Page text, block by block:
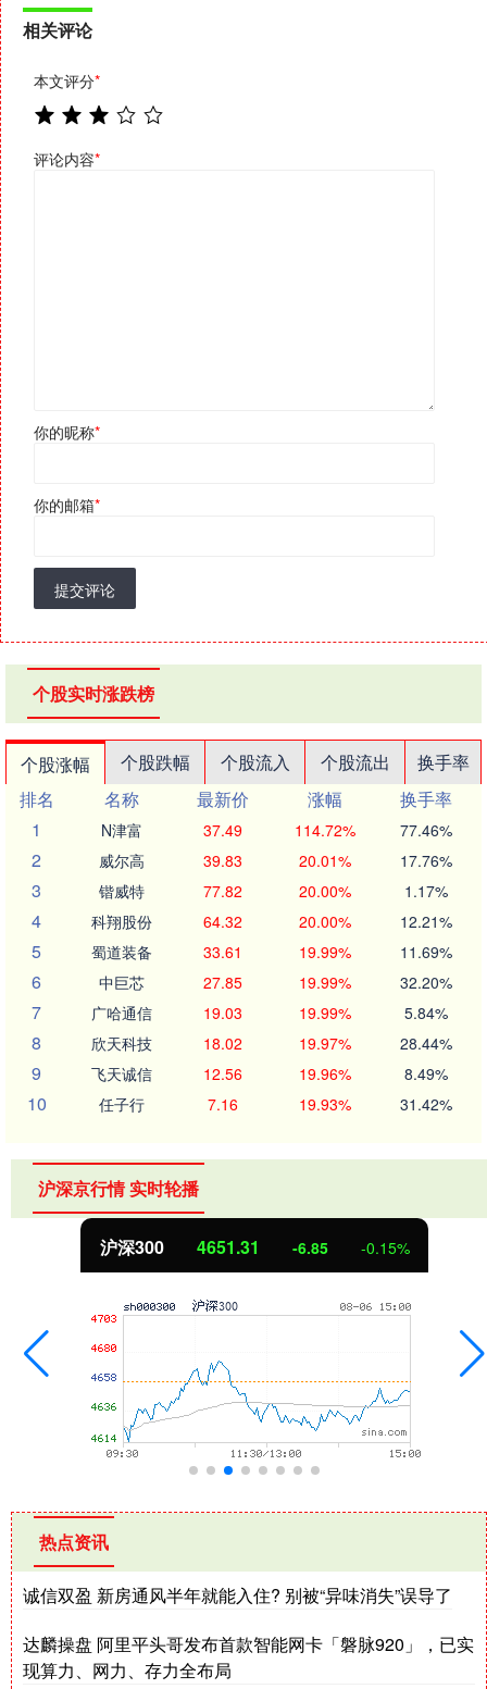
相关评论
本文评分*
评论内容*
你的昵称*
你的邮箱*
提交评论
个股实时涨跌榜
个股涨幅 个股跌幅 个股流入 个股流出
换手率
排名
名称 最新价 涨幅
换手率
1
N津富 37.49 114.72% 77.46%
2 威尔高 39.83 20.01% 17.76%
3 锴威特 77.82 20.00% 1.17%
4 科翔股份 64.32 20.00% 12.21%
5 蜀道装备 33.61 19.99% 11.69%
6 中巨芯 27.85 19.99% 32.20%
7 广哈通信 19.03 19.99% 5.84%
8 欣天科技 18.02 19.97% 28.44%
9 飞天诚信 12.56 19.96% 8.49%
10 任子行 7.16 19.93% 31.42%
沪深京行情 实时轮播
沪深300 4651.31 -6.85 -0.15%
热点资讯
诚信双盈 新房通风半年就能入住? 别被“异味消失”误导了
达麟操盘 阿里平头哥发布首款智能网卡「磐脉920」，已实
现算力、网力、存力全布局